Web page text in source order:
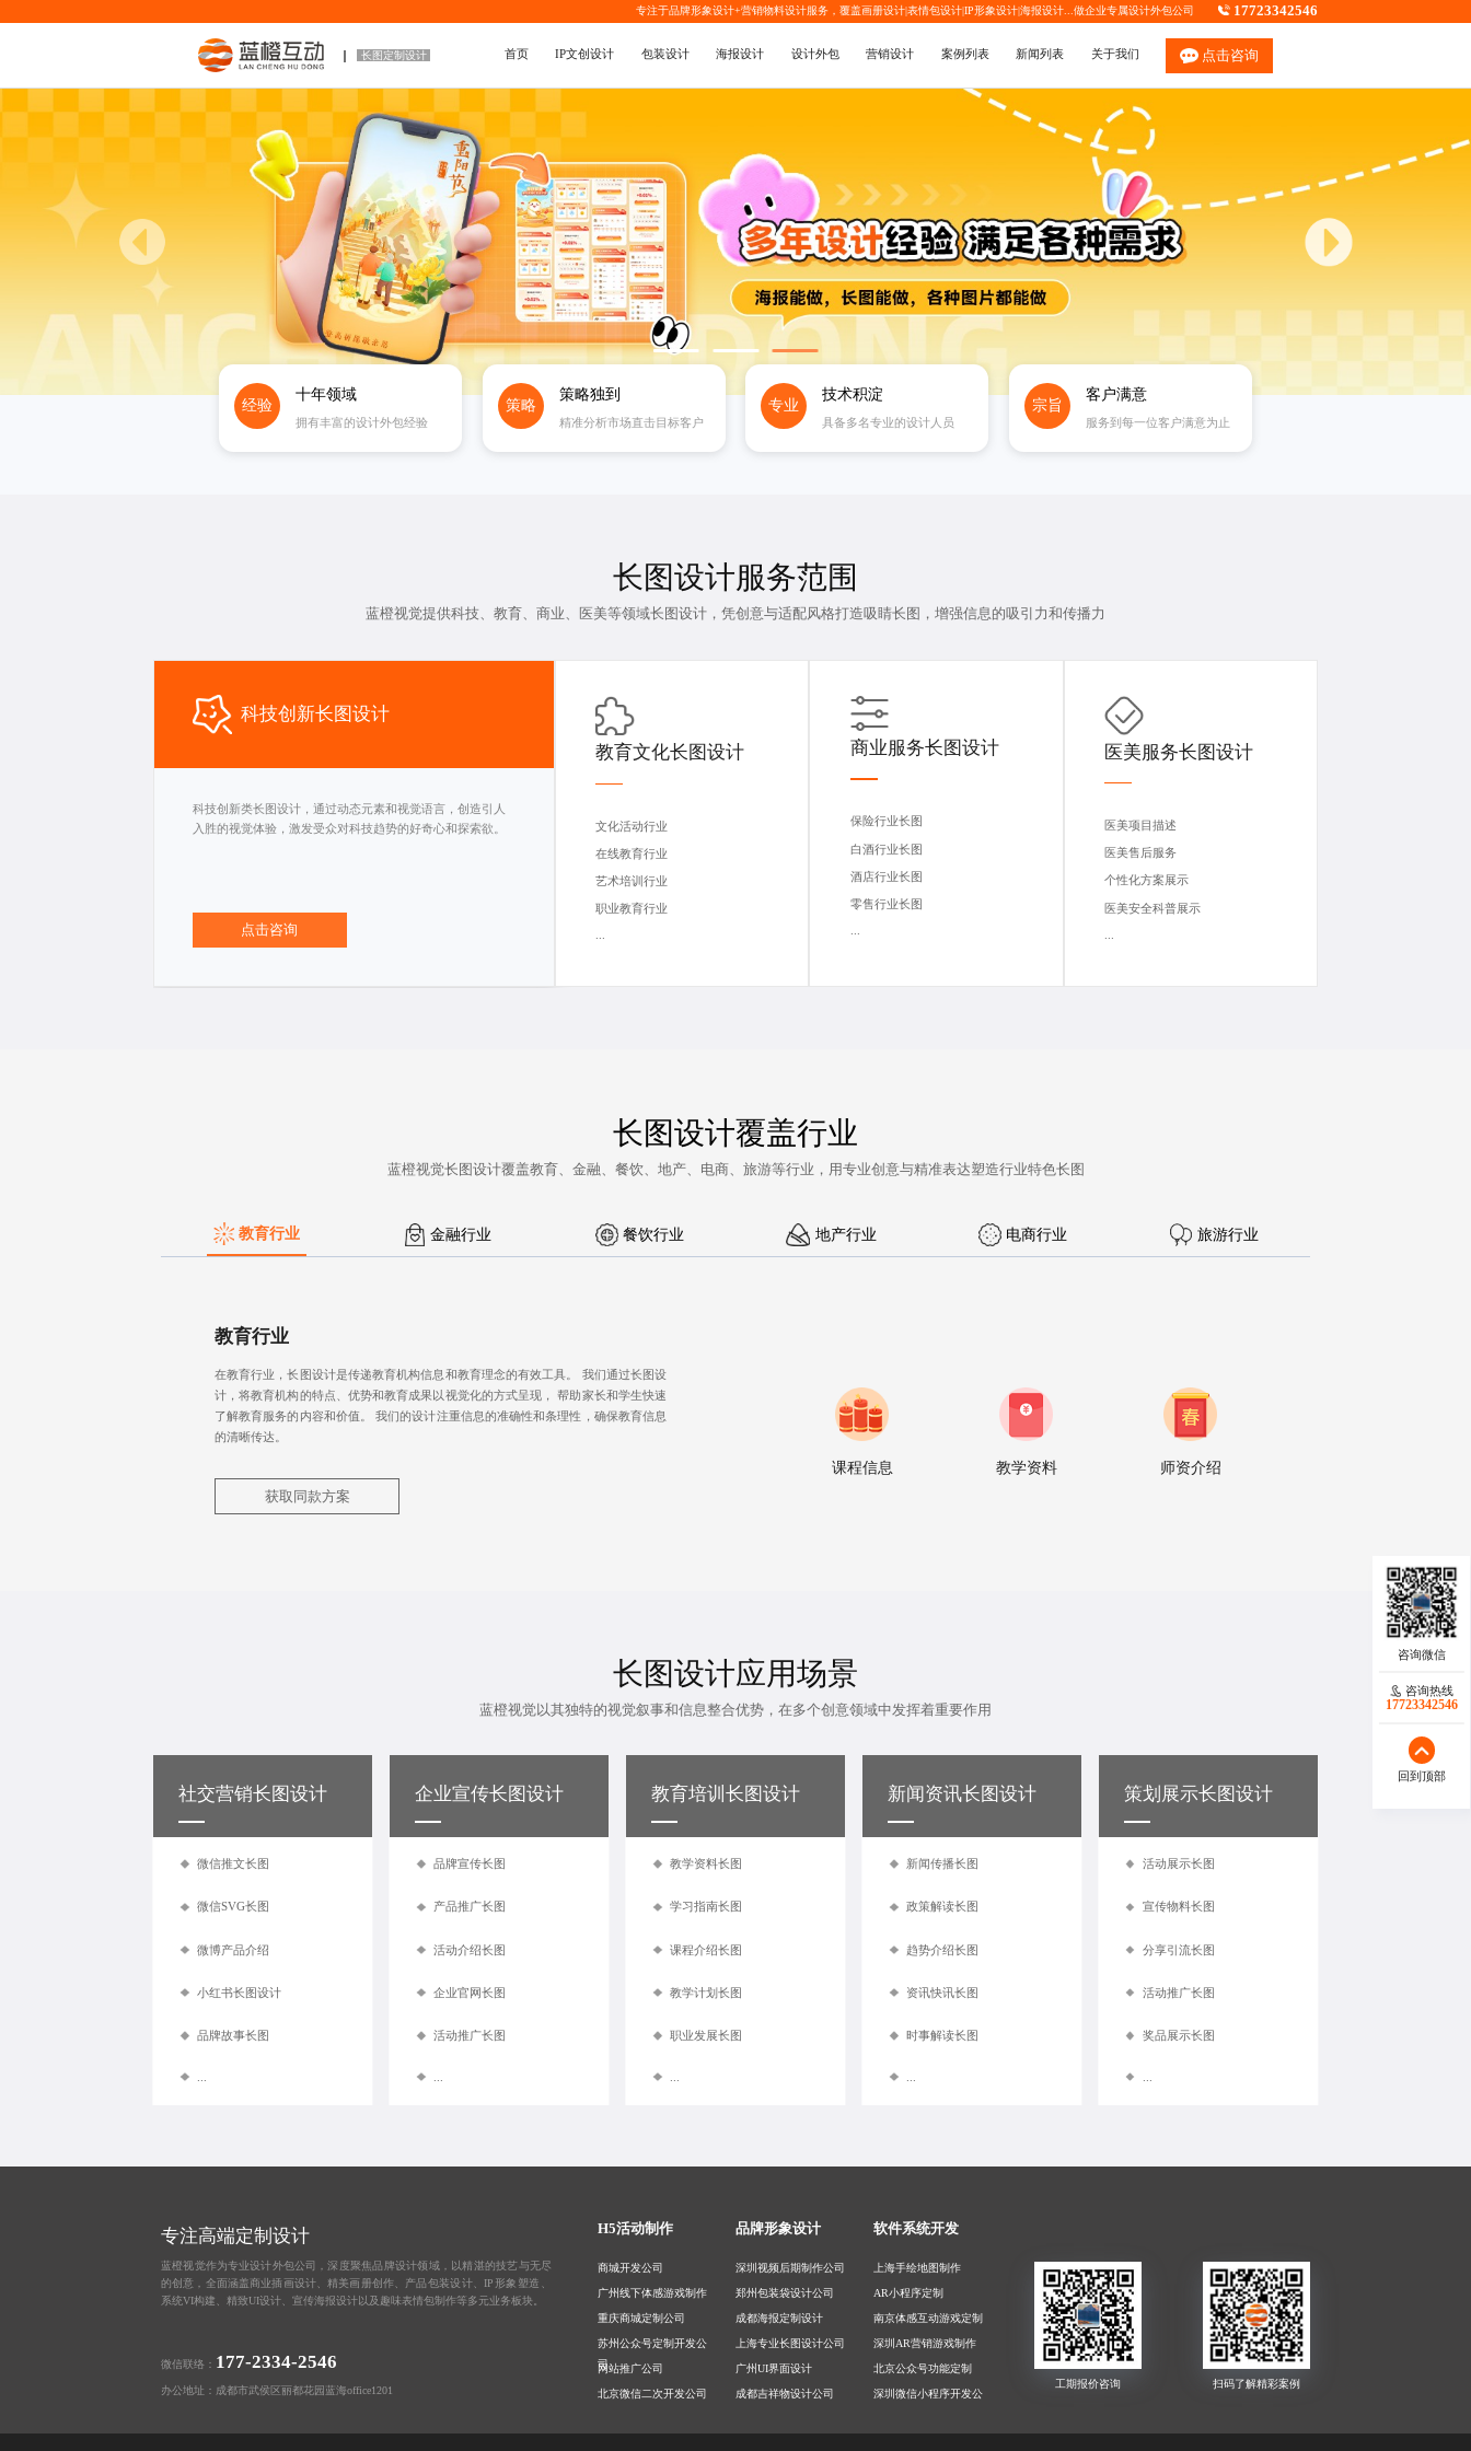
专注于品牌形象设计+营销物料设计服务，覆盖画册设计|表情包设计|IP形象设计|海报设计...做企业专属设计外包公司 17723342546
长图定制设计 首页 IP文创设计 包装设计 海报设计 设计外包 营销设计 案例列表 新闻列表 关于我们 点击咨询
经验
十年领域
拥有丰富的设计外包经验
策略
策略独到
精准分析市场直击目标客户
专业
技术积淀
具备多名专业的设计人员
宗旨
客户满意
服务到每一位客户满意为止
长图设计服务范围
蓝橙视觉提供科技、教育、商业、医美等领域长图设计，凭创意与适配风格打造吸睛长图，增强信息的吸引力和传播力
科技创新长图设计
科技创新类长图设计，通过动态元素和视觉语言，创造引人
入胜的视觉体验，激发受众对科技趋势的好奇心和探索欲。
点击咨询
教育文化长图设计
文化活动行业
在线教育行业
艺术培训行业
职业教育行业
...
商业服务长图设计
保险行业长图
白酒行业长图
酒店行业长图
零售行业长图
医美服务长图设计
医美项目描述
医美售后服务
个性化方案展示
医美安全科普展示
长图设计覆盖行业
蓝橙视觉长图设计覆盖教育、金融、餐饮、地产、电商、旅游等行业，用专业创意与精准表达塑造行业特色长图
教育行业 金融行业 餐饮行业 地产行业 电商行业 旅游行业
教育行业
在教育行业，长图设计是传递教育机构信息和教育理念的有效工具。 我们通过长图设
计，将教育机构的特点、优势和教育成果以视觉化的方式呈现， 帮助家长和学生快速
了解教育服务的内容和价值。 我们的设计注重信息的准确性和条理性，确保教育信息
的清晰传达。
获取同款方案
课程信息 教学资料 师资介绍
长图设计应用场景
蓝橙视觉以其独特的视觉叙事和信息整合优势，在多个创意领域中发挥着重要作用
社交营销长图设计
微信推文长图
微信SVG长图
微博产品介绍
小红书长图设计
品牌故事长图
企业宣传长图设计
品牌宣传长图
产品推广长图
活动介绍长图
企业官网长图
活动推广长图
教育培训长图设计
教学资料长图
学习指南长图
课程介绍长图
教学计划长图
职业发展长图
新闻资讯长图设计
新闻传播长图
政策解读长图
趋势介绍长图
资讯快讯长图
时事解读长图
策划展示长图设计
活动展示长图
宣传物料长图
分享引流长图
活动推广长图
奖品展示长图
咨询热线
17723342546
回到顶部
专注高端定制设计
蓝橙视觉作为专业设计外包公司
，深度聚焦品牌设计领域，以精湛的技艺与无尽
的创意，全面涵盖商业插画设计 精美画册创作 产品包装设计 IP形象塑造
系统VI构建、 精致UI设计 宣传海报设计以及趣味表情包制作等多元业务板块。
微信联络： 177-2334-2546
办公地址：成都市武侯区丽都花园蓝海office1201
H5活动制作
商城开发公司
广州线下体感游戏制作
重庆商城定制公司
苏州公众号定制开发公
司
网站推广公司
北京微信二次开发公司
品牌形象设计
深圳视频后期制作公司
郑州包装袋设计公司
成都海报定制设计
上海专业长图设计公司
广州UI界面设计
成都吉祥物设计公司
软件系统开发
上海手绘地图制作
AR小程序定制
南京体感互动游戏定制
深圳AR营销游戏制作
北京公众号功能定制
深圳微信小程序开发公